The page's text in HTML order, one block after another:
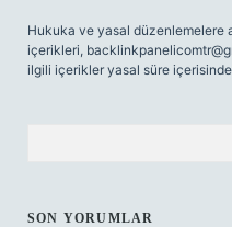
Hukuka ve yasal düzenlemelere
içerikleri,
ilgili içerikler yasal süre içerisinde
SON YORUMLAR